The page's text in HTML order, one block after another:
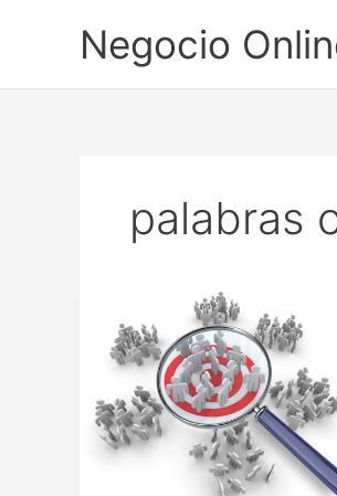
Negocio
palabras